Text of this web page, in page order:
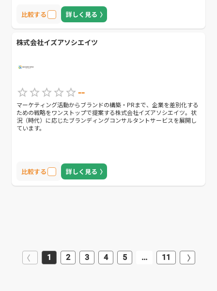
比較する 詳しく見る
株式会社イズアソシエイツ
--
マーケティング活動からブランドの構築・PRまで、企業を差別化する
ための戦略をワンストップで提案する株式会社イズアソシエイツ。状
況（時代）に応じたブランディングコンサルタントサービスを展開し
ています。
比較する 詳しく見る
1 2 3 4 5 ... 11